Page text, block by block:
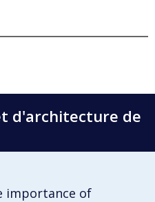
d'architecture de
importance of